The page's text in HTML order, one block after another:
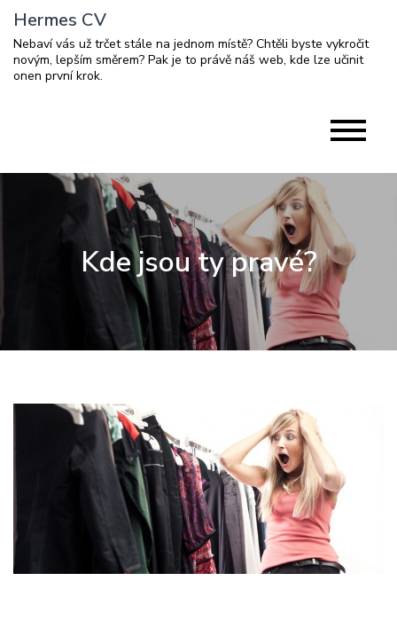
Skip
content
Hermes CV
Nebaví vás už trčet stále na jednom místě? Chtěli byste vykročit
novým, lepším směrem? Pak je to právě náš web, kde lze učinit
onen první krok.
Kde jsou ty pravé?